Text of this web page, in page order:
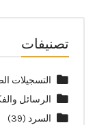
تصنيفات
التسجيلات
الرسائل
السرد (39)